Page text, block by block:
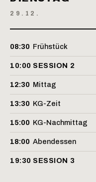
29.12.
08:30 Frühstück
10:00 SESSION 2
12:30 Mittag
13:30 KG-Zeit
15:00 KG-Nachmittag
18:00 Abendessen
19:30 SESSION 3